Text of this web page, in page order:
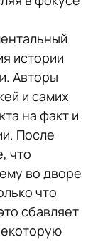
истории
Авторы
и самих
на факт и
После
что
во дворе
что
сбавляет